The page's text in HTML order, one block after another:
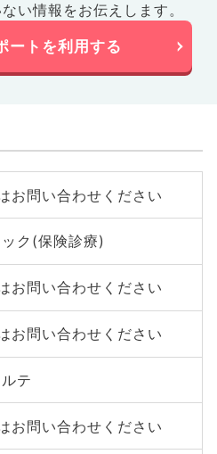
い情報をお伝えします。
ートを利用する
お問い合わせください
ク(保険診療)
お問い合わせください
お問い合わせください
テ
お問い合わせください